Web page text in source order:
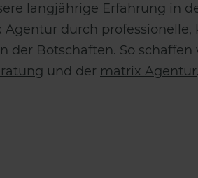
langjährige Erfahrung in
durch professionelle,
Botschaften. So schaffen
und der matrix Agentur.